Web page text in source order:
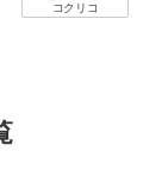
コクリコ